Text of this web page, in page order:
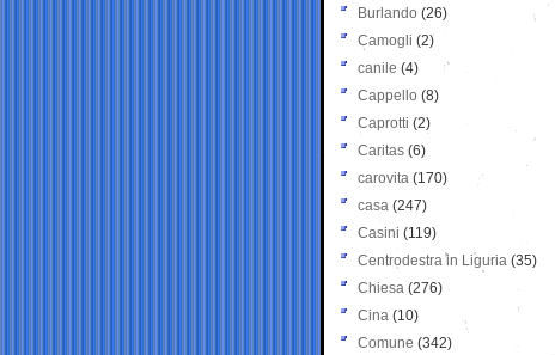
Burlando (26)
Camogli (2)
canile (4)
Cappello (8)
Caprotti (2)
Caritas (6)
carovita (170)
casa (247)
Casini (119)
Centrodestra in Liguria (35)
Chiesa (276)
Cina (10)
Comune (342)